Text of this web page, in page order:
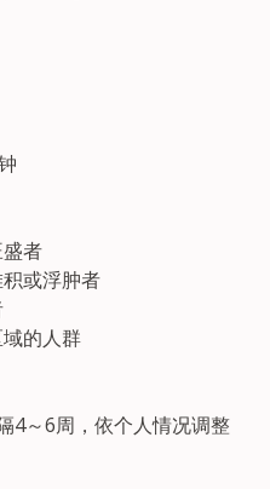
者
或浮肿者
的人群
4～6周，依个人情况调整